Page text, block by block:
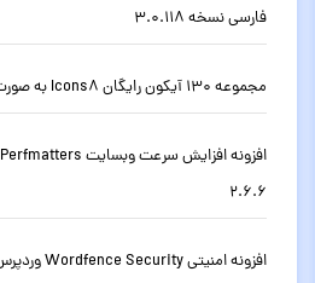
فارسی نسخه 3.0.118
مجموعه 130 آیکون رایگان Icons8 به صورت SVG
2.6.6
افزونه امنیتی Wordfence Security وردپرس نسخه 8.1.4